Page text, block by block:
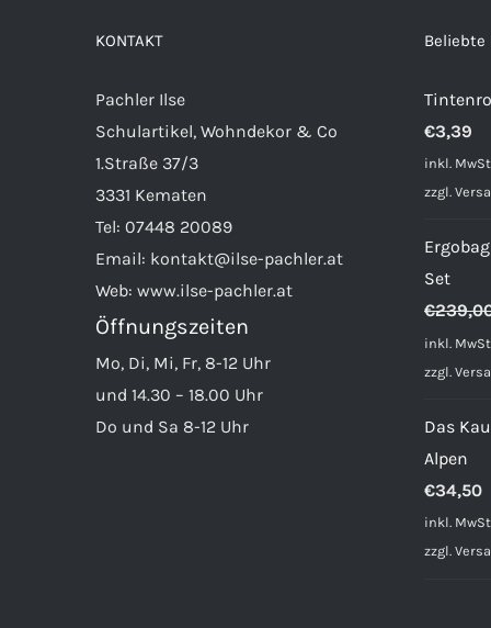
KONTAKT
Pachler Ilse
Schulartikel, Wohndekor & Co
1.Straße 37/3
3331 Kematen
Tel: 07448 20089
Email: kontakt@ilse-pachler.at
Web: www.ilse-pachler.at
Öffnungszeiten
Mo, Di, Mi, Fr, 8-12 Uhr
und 14.30 – 18.00 Uhr
Do und Sa 8-12 Uhr
Beliebte
€3,39
inkl.
zzgl.
Set
€
inkl.
zzgl.
Das
Alpen
€34,50
inkl.
zzgl.